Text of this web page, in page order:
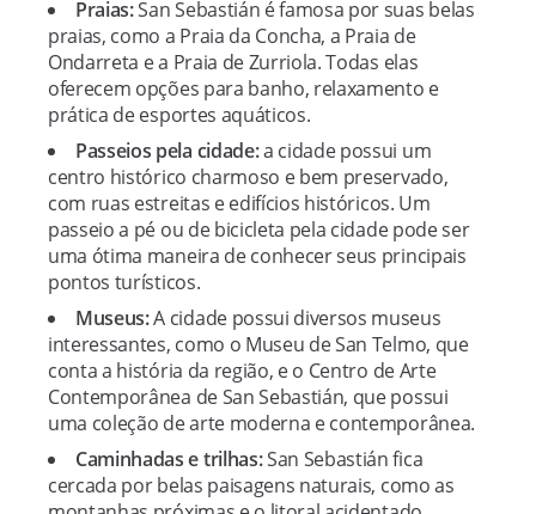
Praias:San Sebastián é famosa por suas belas
praias, como a Praia da Concha, a Praia de
Ondarreta e a Praia de Zurriola. Todas elas
oferecem opções para banho, relaxamento e
prática de esportes aquáticos.
Passeios pela cidade:a cidade possui um
centro histórico charmoso e bem preservado,
com ruas estreitas e edifícios históricos. Um
passeio a pé ou de bicicleta pela cidade pode ser
uma ótima maneira de conhecer seus principais
pontos turísticos.
Museus:A cidade possui diversos museus
interessantes, como o Museu de San Telmo, que
conta a história da região, e o Centro de Arte
Contemporânea de San Sebastián, que possui
uma coleção de arte moderna e contemporânea.
Caminhadas e trilhas:San Sebastián fica
cercada por belas paisagens naturais, como as